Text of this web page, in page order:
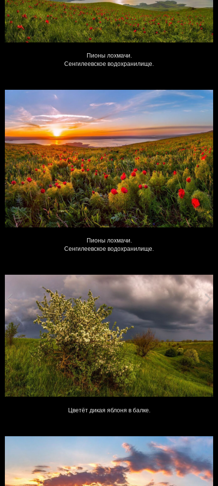
Пионы лохмачи.
Сенгилеевское водохранилище.
Пионы лохмачи.
Сенгилеевское водохранилище.
Цветёт дикая яблоня в балке.